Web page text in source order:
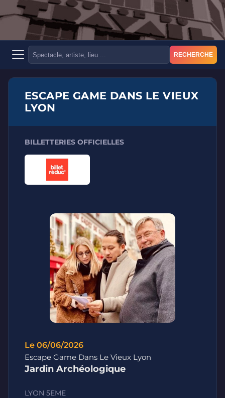
RECHERCHE
ESCAPE GAME DANS LE VIEUX
LYON
BILLETTERIES OFFICIELLES
Le 06/06/2026
Escape Game Dans Le Vieux Lyon
Jardin Archéologique
LYON 5EME